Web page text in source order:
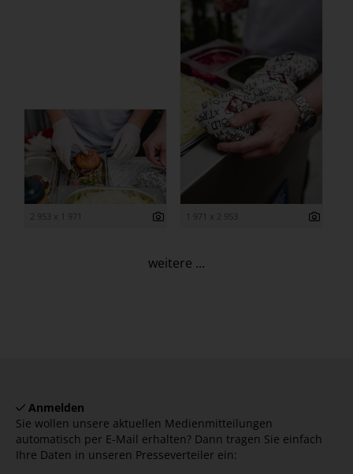
2 953 x 1 971 1 971 x 2 953
weitere ...
Anmelden
Sie wollen unsere aktuellen Medienmitteilungen
automatisch per E-Mail erhalten? Dann tragen Sie einfach
Ihre Daten in unseren Presseverteiler ein: